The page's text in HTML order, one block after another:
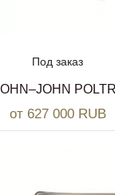
Под заказ
от 627 000 RUB